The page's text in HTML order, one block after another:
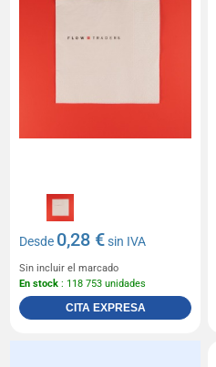
Desde 0,28 €sin IVA
Sin incluir el marcado
En stock : 118 753 unidades
CITA EXPRESA